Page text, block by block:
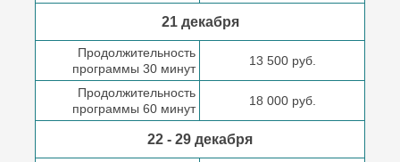
21 декабря
Продолжительность
программы 30 минут
13 500 руб.
Продолжительность
программы 60 минут
18 000 руб.
22 - 29 декабря